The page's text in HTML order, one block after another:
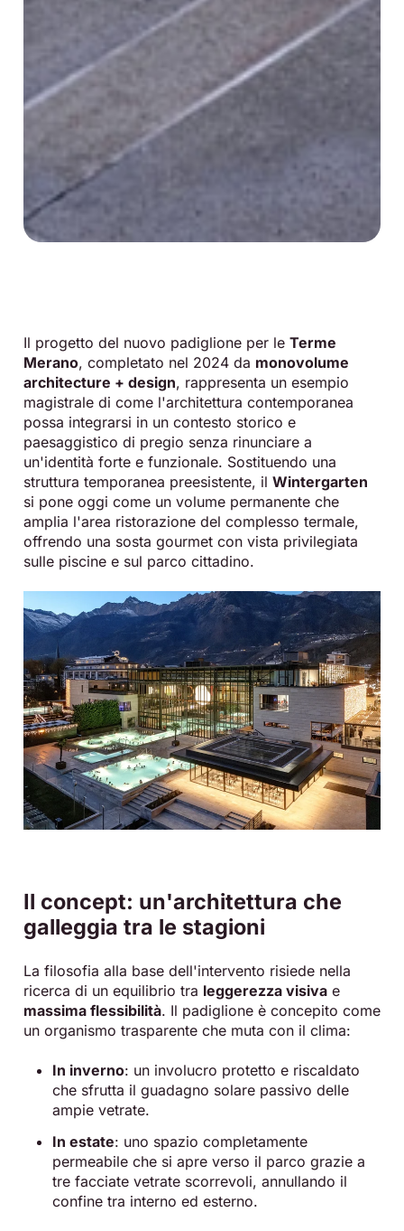
Il progetto del nuovo padiglione per le Terme
Merano, completato nel 2024 da monovolume
architecture + design, rappresenta un esempio
magistrale di come l'architettura contemporanea
possa integrarsi in un contesto storico e
paesaggistico di pregio senza rinunciare a
un'identità forte e funzionale. Sostituendo una
struttura temporanea preesistente, il Wintergarten
si pone oggi come un volume permanente che
amplia l'area ristorazione del complesso termale,
offrendo una sosta gourmet con vista privilegiata
sulle piscine e sul parco cittadino.
Il concept: un'architettura che
galleggia tra le stagioni
La filosofia alla base dell'intervento risiede nella
ricerca di un equilibrio tra leggerezza visiva e
massima flessibilità. Il padiglione è concepito come
un organismo trasparente che muta con il clima:
In inverno: un involucro protetto e riscaldato
che sfrutta il guadagno solare passivo delle
ampie vetrate.
In estate: uno spazio completamente
permeabile che si apre verso il parco grazie a
tre facciate vetrate scorrevoli, annullando il
confine tra interno ed esterno.